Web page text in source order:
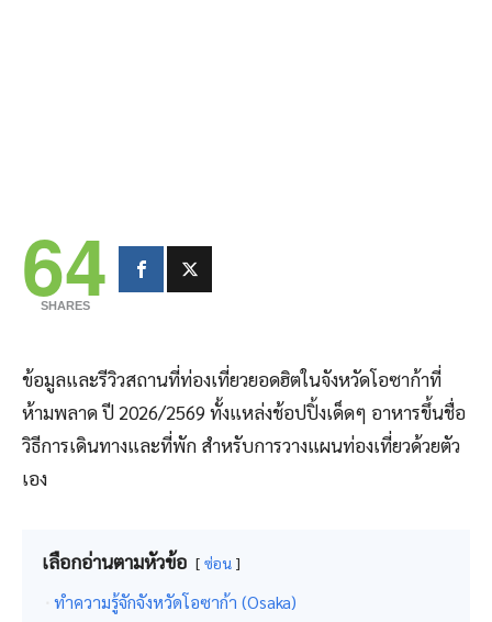
64
SHARES
ข้อมูลและรีวิวสถานที่ท่องเที่ยวยอดฮิตในจังหวัดโอซาก้าที่
ห้ามพลาด ปี 2026/2569 ทั้งแหล่งช้อปปิ้งเด็ดๆ อาหารขึ้นชื่อ
วิธีการเดินทางและที่พัก สำหรับการวางแผนท่องเที่ยวด้วยตัว
เอง
เลือกอ่านตามหัวข้อ ซ่อน
ทำความรู้จักจังหวัดโอซาก้า (Osaka)